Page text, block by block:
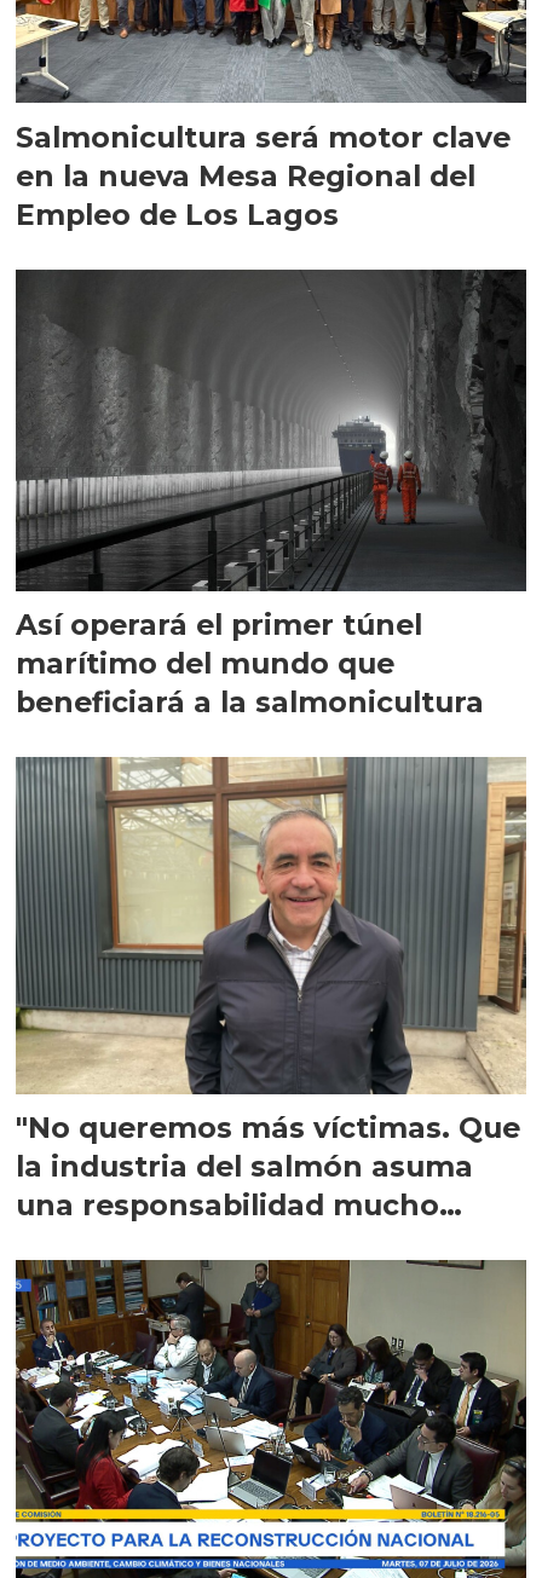
Salmonicultura será motor clave
en la nueva Mesa Regional del
Empleo de Los Lagos
Así operará el primer túnel
marítimo del mundo que
beneficiará a la salmonicultura
"No queremos más víctimas. Que
la industria del salmón asuma
una responsabilidad mucho